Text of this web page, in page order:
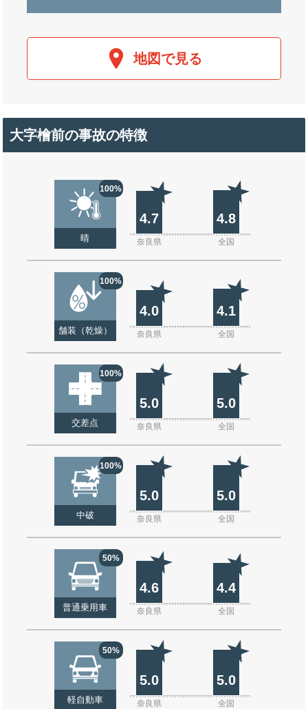
地図で見る
大字檜前の事故の特徴
100%
晴
4.7 4.8
奈良県 全国
100%
舗装（乾燥）
4.0 4.1
奈良県 全国
100%
交差点
5.0 5.0
奈良県 全国
100%
中破
5.0 5.0
奈良県 全国
50%
普通乗用車
4.6 4.4
奈良県 全国
50%
軽自動車
5.0 5.0
奈良県 全国